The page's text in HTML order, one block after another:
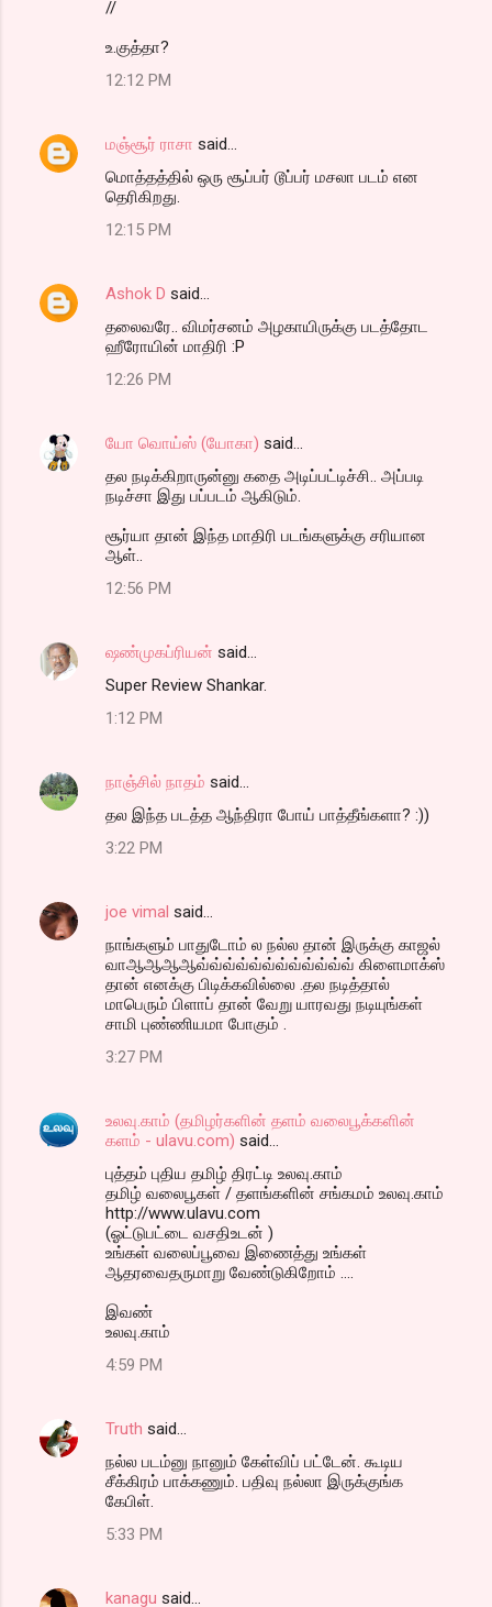
//
உ.குத்தா?
12:12 PM
மஞ்சூர் ராசா said…
மொத்தத்தில் ஒரு சூப்பர் டூப்பர் மசலா படம் என
தெரிகிறது.
12:15 PM
Ashok D said…
தலைவரே.. விமர்சனம் அழகாயிருக்கு படத்தோட
ஹீரோயின் மாதிரி :P
12:26 PM
யோ வொய்ஸ் (யோகா) said…
தல நடிக்கிறாருன்னு கதை அடிப்பட்டிச்சி.. அப்படி
நடிச்சா இது பப்படம் ஆகிடும்.
சூர்யா தான் இந்த மாதிரி படங்களுக்கு சரியான
ஆள்..
12:56 PM
ஷண்முகப்ரியன் said…
Super Review Shankar.
1:12 PM
நாஞ்சில் நாதம் said…
தல இந்த படத்த ஆந்திரா போய் பாத்தீங்களா? :))
3:22 PM
joe vimal said…
நாங்களும் பாதுடோம் ல நல்ல தான் இருக்கு காஜல்
வாஆஆஆஆவ்வ்வ்வ்வ்வ்வ்வ்வ்வ்வ்வ் கிளைமாக்ஸ்
தான் எனக்கு பிடிக்கவில்லை .தல நடித்தால்
மாபெரும் பிளாப் தான் வேறு யாரவது நடியுங்கள்
சாமி புண்ணியமா போகும் .
3:27 PM
உலவு.காம் (தமிழர்களின் தளம் வலைபூக்களின்
களம் - ulavu.com) said…
புத்தம் புதிய தமிழ் திரட்டி உலவு.காம்
தமிழ் வலைபூகள் / தளங்களின் சங்கமம் உலவு.காம்
http://www.ulavu.com
(ஓட்டுபட்டை வசதிஉடன் )
உங்கள் வலைப்பூவை இணைத்து உங்கள்
ஆதரவைதருமாறு வேண்டுகிறோம் ….
இவண்
உலவு.காம்
4:59 PM
Truth said…
நல்ல படம்னு நானும் கேள்விப் பட்டேன். கூடிய
சீக்கிரம் பாக்கணும். பதிவு நல்லா இருக்குங்க
கேபிள்.
5:33 PM
kanagu said…